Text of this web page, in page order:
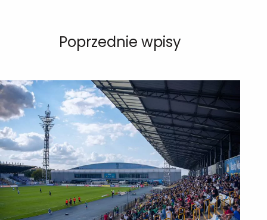
Poprzednie wpisy